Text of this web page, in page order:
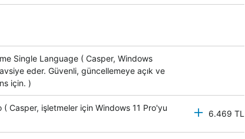
Single Language ( Casper, Windows
eder. Güvenli, güncellemeye açık ve
için. )
( Casper, işletmeler için Windows 11 Pro'yu
6.469 TL